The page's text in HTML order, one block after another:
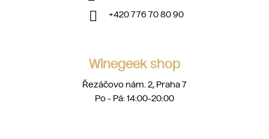
+420 776 70 80 90
Winegeek shop
Řezáčovo nám. 2, Praha 7
Po - Pá: 14:00-20:00